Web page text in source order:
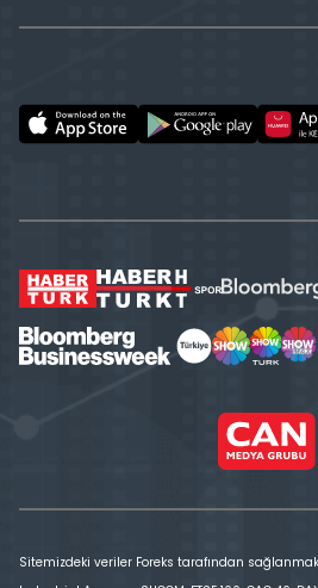
Sitemizdeki veriler Foreks tarafından